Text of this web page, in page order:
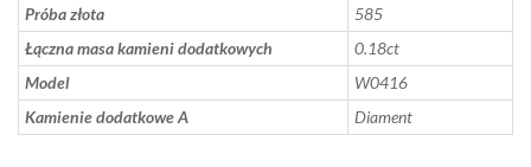
Próba złota
585
Łączna masa kamieni dodatkowych
0.18ct
Model
W0416
Kamienie dodatkowe A
Diament